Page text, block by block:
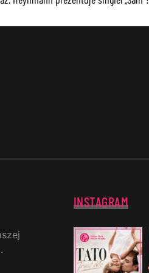
INSTAGRAM